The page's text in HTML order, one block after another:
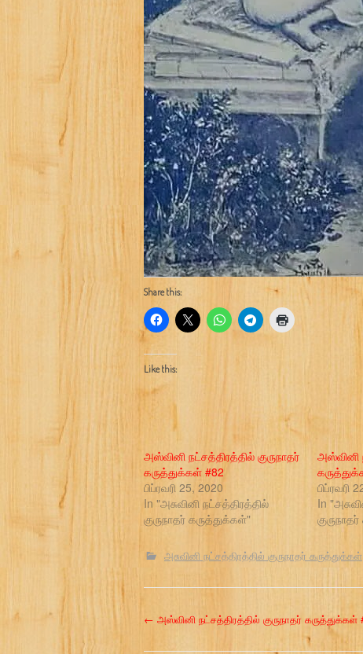
Share this:
Like this:
அஸ்வினி நட்சத்திரத்தில் குருநாதர்
கருத்துக்கள் #82
பிப்ரவரி 25, 2020
In "அசுவினி நட்சத்திரத்தில்
குருநாதர் கருத்துக்கள்"
அஸ்வினி
பிப்ரவரி
In
அசுவினி நட்சத்திரத்தில் குருநாதர் கருத்துக்கள்
P
← அஸ்வினி நட்சத்திரத்தில் குருநாதர் கருத்துக்கள்